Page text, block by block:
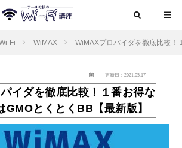
Fi WiMAX WiMAXプロパイダを徹底比較！
更新日：2021.05.17
イダを徹底比較！１番お得な
GMOとくとくBB【最新版】